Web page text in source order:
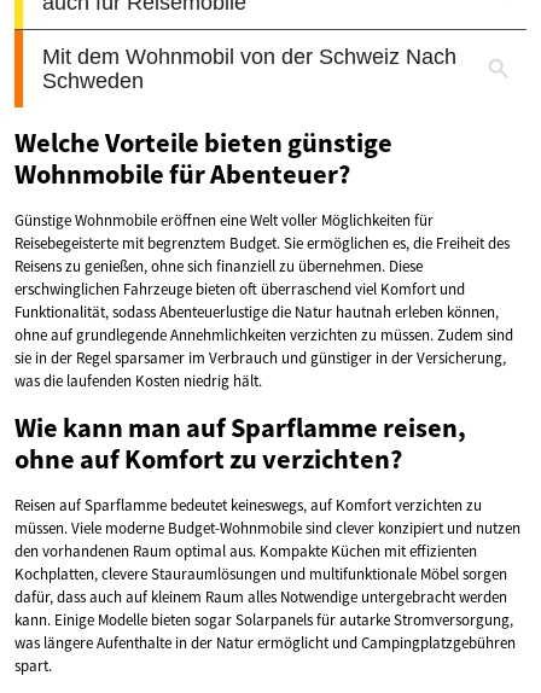
Welche Vorteile bieten günstige
Wohnmobile für Abenteuer?
Günstige Wohnmobile eröffnen eine Welt voller Möglichkeiten für
Reisebegeisterte mit begrenztem Budget. Sie ermöglichen es, die Freiheit des
Reisens zu genießen, ohne sich finanziell zu übernehmen. Diese
erschwinglichen Fahrzeuge bieten oft überraschend viel Komfort und
Funktionalität, sodass Abenteuerlustige die Natur hautnah erleben können,
ohne auf grundlegende Annehmlichkeiten verzichten zu müssen. Zudem sind
sie in der Regel sparsamer im Verbrauch und günstiger in der Versicherung,
was die laufenden Kosten niedrig hält.
Wie kann man auf Sparflamme reisen,
ohne auf Komfort zu verzichten?
Reisen auf Sparflamme bedeutet keineswegs, auf Komfort verzichten zu
müssen. Viele moderne Budget-Wohnmobile sind clever konzipiert und nutzen
den vorhandenen Raum optimal aus. Kompakte Küchen mit effizienten
Kochplatten, clevere Stauraumlösungen und multifunktionale Möbel sorgen
dafür, dass auch auf kleinem Raum alles Notwendige untergebracht werden
kann. Einige Modelle bieten sogar Solarpanels für autarke Stromversorgung,
was längere Aufenthalte in der Natur ermöglicht und Campingplatzgebühren
spart.